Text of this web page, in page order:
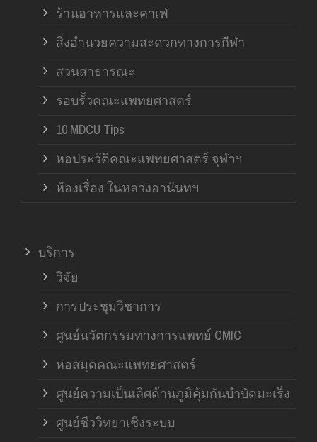
ร้านอาหารและคาเฟ่
สิ่งอำนวยความสะดวกทางการกีฬา
สวนสาธารณะ
รอบรั้วคณะแพทยศาสตร์
10 MDCU Tips
หอประวัติคณะแพทยศาสตร์ จุฬาฯ
ห้องเรื่อง ในหลวงอานันทฯ
บริการ
วิจัย
การประชุมวิชาการ
ศูนย์นวัตกรรมทางการแพทย์ CMIC
หอสมุดคณะแพทยศาสตร์
ศูนย์ความเป็นเลิศด้านภูมิคุ้มกันบำบัดมะเร็ง
ศูนย์ชีววิทยาเชิงระบบ